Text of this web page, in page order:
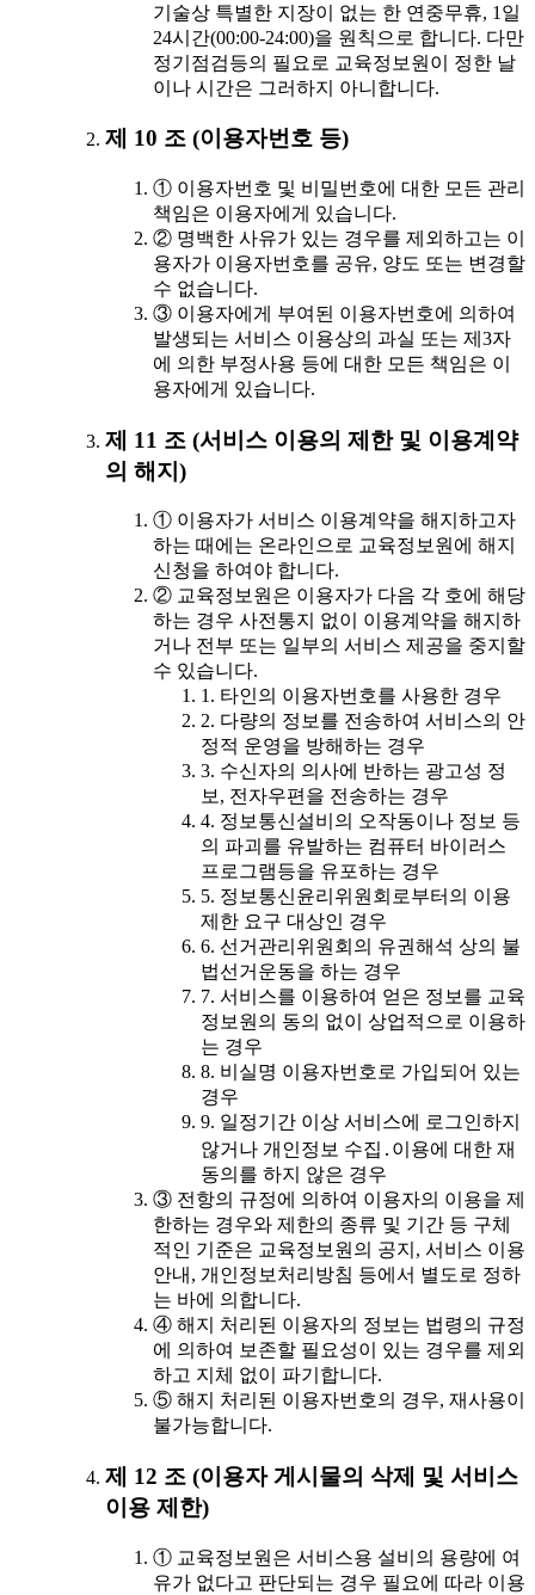
기술상 특별한 지장이 없는 한 연중무휴, 1일
24시간(00:00-24:00)을 원칙으로 합니다. 다만
정기점검등의 필요로 교육정보원이 정한 날
이나 시간은 그러하지 아니합니다.
제 10 조 (이용자번호 등)
① 이용자번호 및 비밀번호에 대한 모든 관리
책임은 이용자에게 있습니다.
② 명백한 사유가 있는 경우를 제외하고는 이
용자가 이용자번호를 공유, 양도 또는 변경할
수 없습니다.
③ 이용자에게 부여된 이용자번호에 의하여
발생되는 서비스 이용상의 과실 또는 제3자
에 의한 부정사용 등에 대한 모든 책임은 이
용자에게 있습니다.
제 11 조 (서비스 이용의 제한 및 이용계약
의 해지)
① 이용자가 서비스 이용계약을 해지하고자
하는 때에는 온라인으로 교육정보원에 해지
신청을 하여야 합니다.
② 교육정보원은 이용자가 다음 각 호에 해당
하는 경우 사전통지 없이 이용계약을 해지하
거나 전부 또는 일부의 서비스 제공을 중지할
수 있습니다.
1. 타인의 이용자번호를 사용한 경우
2. 다량의 정보를 전송하여 서비스의 안
정적 운영을 방해하는 경우
3. 수신자의 의사에 반하는 광고성 정
보, 전자우편을 전송하는 경우
4. 정보통신설비의 오작동이나 정보 등
의 파괴를 유발하는 컴퓨터 바이러스
프로그램등을 유포하는 경우
5. 정보통신윤리위원회로부터의 이용
제한 요구 대상인 경우
6. 선거관리위원회의 유권해석 상의 불
법선거운동을 하는 경우
7. 서비스를 이용하여 얻은 정보를 교육
정보원의 동의 없이 상업적으로 이용하
는 경우
8. 비실명 이용자번호로 가입되어 있는
경우
9. 일정기간 이상 서비스에 로그인하지
않거나 개인정보 수집․이용에 대한 재
동의를 하지 않은 경우
③ 전항의 규정에 의하여 이용자의 이용을 제
한하는 경우와 제한의 종류 및 기간 등 구체
적인 기준은 교육정보원의 공지, 서비스 이용
안내, 개인정보처리방침 등에서 별도로 정하
는 바에 의합니다.
④ 해지 처리된 이용자의 정보는 법령의 규정
에 의하여 보존할 필요성이 있는 경우를 제외
하고 지체 없이 파기합니다.
⑤ 해지 처리된 이용자번호의 경우, 재사용이
불가능합니다.
제 12 조 (이용자 게시물의 삭제 및 서비스
이용 제한)
① 교육정보원은 서비스용 설비의 용량에 여
유가 없다고 판단되는 경우 필요에 따라 이용